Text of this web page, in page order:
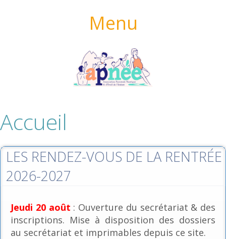
Menu
Accueil
LES RENDEZ-VOUS DE LA RENTRÉE
2026-2027
Jeudi 20 août : Ouverture du secrétariat & des
inscriptions. Mise à disposition des dossiers
au secrétariat et imprimables depuis ce site.